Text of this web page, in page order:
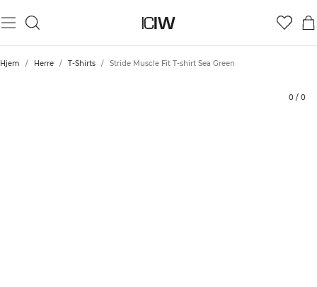
Hjem / Herre / T-Shirts / Stride Muscle Fit T-shirt Sea Green
0 / 0